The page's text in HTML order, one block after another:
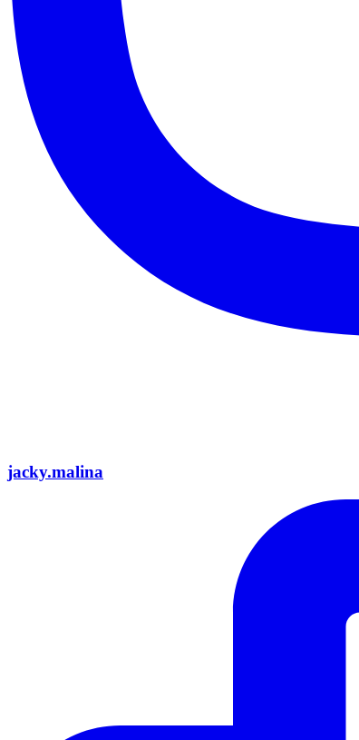
jacky.malina